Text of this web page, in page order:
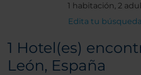
1 habitación, 2
Edita tu búsqueda
1 Hotel(es)
León, España